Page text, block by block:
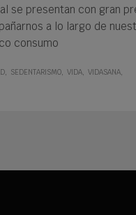
se presentan con gran
a lo largo de
consumo
SEDENTARISMO VIDA VIDASANA